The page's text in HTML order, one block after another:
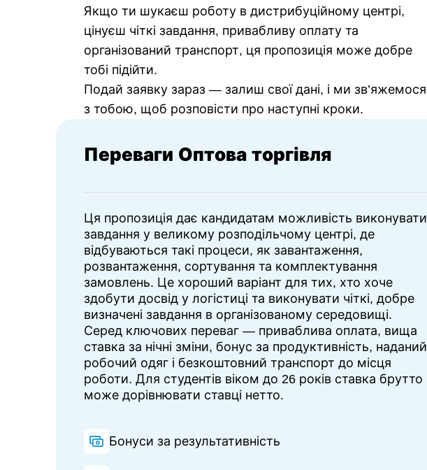
Якщо ти шукаєш роботу в дистрибуційному центрі,
цінуєш чіткі завдання, привабливу оплату та
організований транспорт, ця пропозиція може добре
тобі підійти.
Подай заявку зараз — залиш свої дані, і ми зв’яжемося
з тобою, щоб розповісти про наступні кроки.
Переваги Оптова торгівля
Ця пропозиція дає кандидатам можливість виконувати
завдання у великому розподільчому центрі, де
відбуваються такі процеси, як завантаження,
розвантаження, сортування та комплектування
замовлень. Це хороший варіант для тих, хто хоче
здобути досвід у логістиці та виконувати чіткі, добре
визначені завдання в організованому середовищі.
Серед ключових переваг — приваблива оплата, вища
ставка за нічні зміни, бонус за продуктивність, наданий
робочий одяг і безкоштовний транспорт до місця
роботи. Для студентів віком до 26 років ставка брутто
може дорівнювати ставці нетто.
Бонуси за результативність